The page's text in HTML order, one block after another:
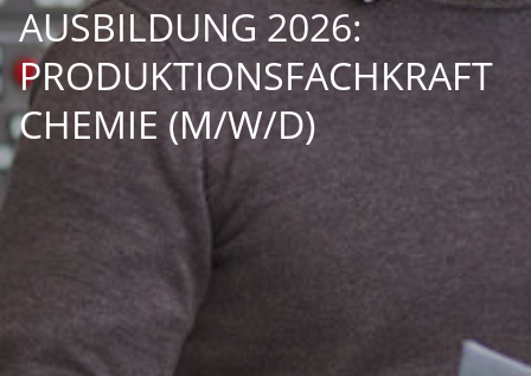
AUSBILDUNG 2026:
PRODUKTIONSFACHKRAFT
CHEMIE (M/W/D)